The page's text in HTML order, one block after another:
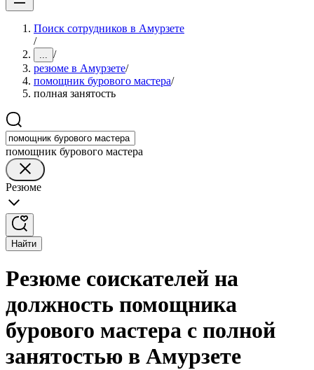
Поиск сотрудников в Амурзете
/
... /
резюме в Амурзете/
помощник бурового мастера/
полная занятость
помощник бурового мастера
Резюме
Найти
Резюме соискателей на
должность помощника
бурового мастера с полной
занятостью в Амурзете